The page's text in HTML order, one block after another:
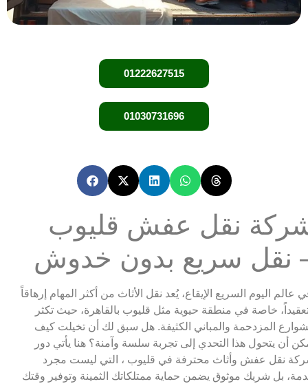
01222627515
01030731696
نقل سريع بدون خدوش
عالم اليوم السريع الإيقاع، يُعد نقل الأثاث من أكثر المهام إرهاقاً
خاصة في منطقة حيوية مثل قليوب بالقاهرة، حيث تكثر
المزدحمة والمباني الكثيفة. هل سبق لك أن تخيلت كيف
أن يتحول هذا التحدي إلى تجربة سلسة وآمنة؟ هنا يأتي دور
نقل عفش وأثاث محترفة في قليوب ، التي ليست مجرد
بل شريك موثوق يضمن حماية ممتلكاتك الثمينة وتوفير وقتك